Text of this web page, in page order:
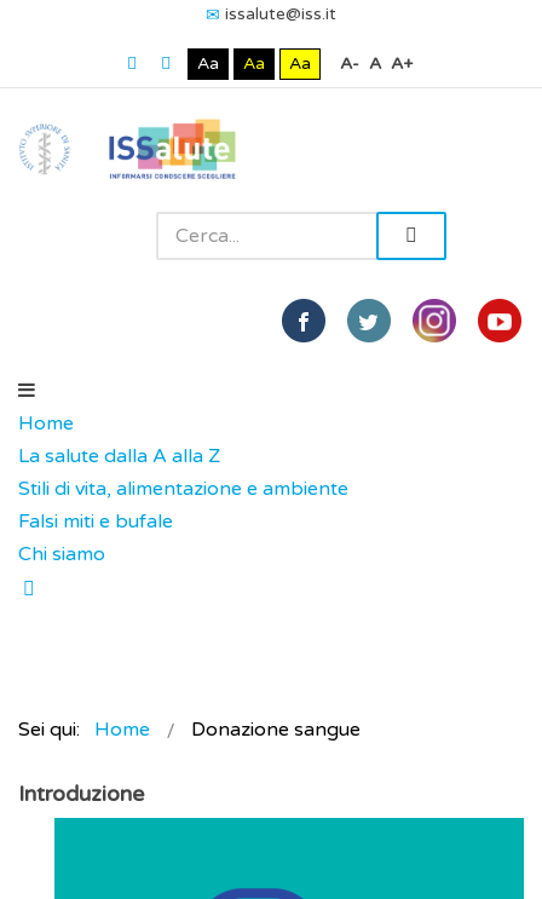
issalute@iss.it
Aa Aa Aa A- A A+
Home
La salute dalla A alla Z
Stili di vita, alimentazione e ambiente
Falsi miti e bufale
Chi siamo
Sei qui: Home Donazione sangue
Introduzione